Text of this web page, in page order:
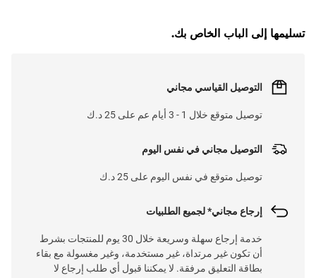
تسليمها إلى الباب الخاص بك.
التوصيل القياسي مجاني
توصيل متوقع خلال 1 - 3 أيام عم على 25 د.ك
التوصيل مجاني في نفس اليوم
توصيل متوقع في نفس اليوم على 25 د.ك
إرجاع مجاني* لجميع الطلبيات
خدمة إرجاع سهلة وسريعة خلال 30 يوم للمنتجات بشرط
أن تكون غير مرتداة، غير مستخدمة، وغير مغسولة مع بقاء
بطاقة التعليق مرفقة. لا يمكننا قبول أي طلب إرجاع لا